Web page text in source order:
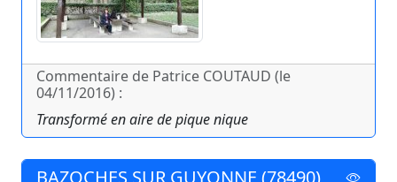
Commentaire de Patrice COUTAUD (le
04/11/2016) :
Transformé en aire de pique nique